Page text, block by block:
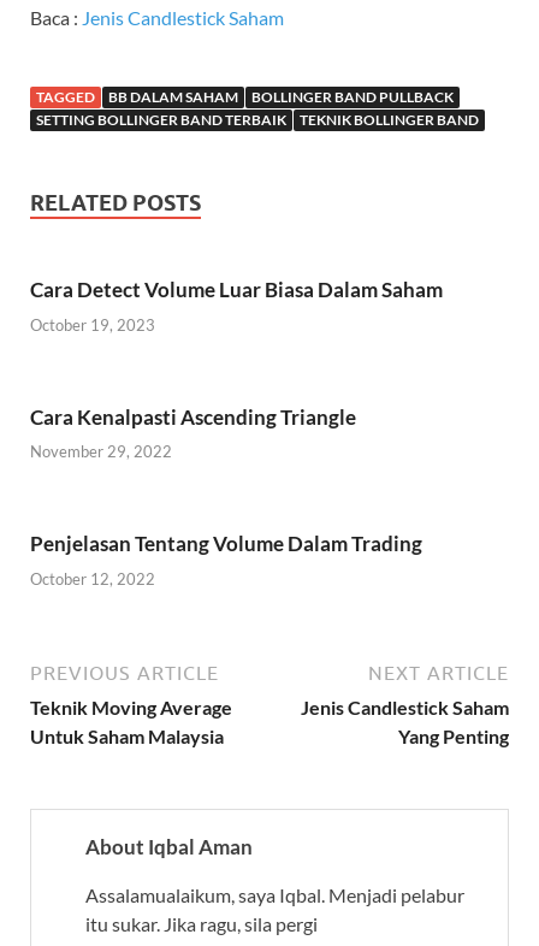
Baca : Jenis Candlestick Saham
TAGGED BB DALAM SAHAM
BOLLINGER BAND PULLBACK
SETTING BOLLINGER BAND TERBAIK
TEKNIK BOLLINGER BAND
RELATED POSTS
Cara Detect Volume Luar Biasa Dalam Saham
October 19, 2023
Cara Kenalpasti Ascending Triangle
November 29, 2022
Penjelasan Tentang Volume Dalam Trading
October 12, 2022
PREVIOUS ARTICLE
Teknik Moving Average
Untuk Saham Malaysia
NEXT ARTICLE
Jenis Candlestick Saham
Yang Penting
About Iqbal Aman
Assalamualaikum, saya Iqbal. Menjadi pelabur
itu sukar. Jika ragu, sila pergi